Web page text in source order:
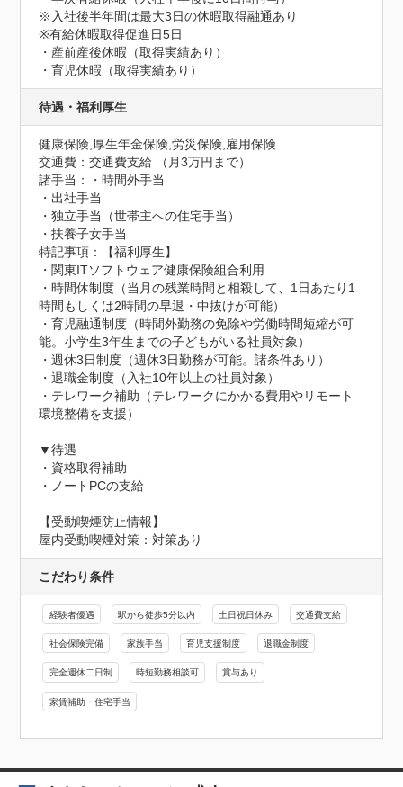
※入社後半年間は最大3日の休暇取得融通あり
※有給休暇取得促進日5日
・産前産後休暇（取得実績あり）
・育児休暇（取得実績あり）
待遇・福利厚生
健康保険,厚生年金保険,労災保険,雇用保険
交通費：交通費支給 （月3万円まで）
諸手当：・時間外手当
・出社手当
・独立手当（世帯主への住宅手当）
・扶養子女手当
特記事項：【福利厚生】
・関東ITソフトウェア健康保険組合利用
・時間休制度（当月の残業時間と相殺して、1日あたり1
時間もしくは2時間の早退・中抜けが可能）
・育児融通制度（時間外勤務の免除や労働時間短縮が可
能。小学生3年生までの子どもがいる社員対象）
・週休3日制度（週休3日勤務が可能。諸条件あり）
・退職金制度（入社10年以上の社員対象）
・テレワーク補助（テレワークにかかる費用やリモート
環境整備を支援）
▼待遇
・資格取得補助
・ノートPCの支給
【受動喫煙防止情報】
屋内受動喫煙対策：対策あり
こだわり条件
経験者優遇 駅から徒歩5分以内 土日祝日休み 交通費支給
社会保険完備 家族手当 育児支援制度 退職金制度
完全週休二日制 時短勤務相談可 賞与あり
家賃補助・住宅手当